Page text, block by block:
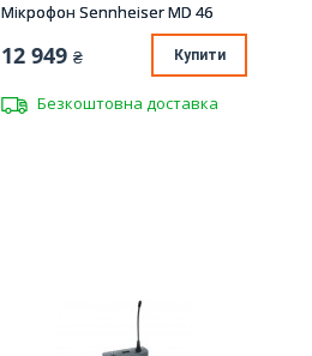
Мікрофон Sennheiser MD 46
12 949 ₴ Купити
Безкоштовна доставка